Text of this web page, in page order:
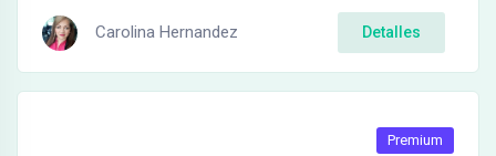
Carolina Hernandez Detalles
Premium